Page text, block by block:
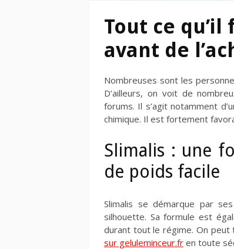
Tout ce
avant de
Nombreuses sont les
D’ailleurs, on voit de
forums. Il s’agit notamment
chimique. Il est fortement
Slimalis : une
de poids facile
Slimalis se démarque par
silhouette. Sa formule est
durant tout le régime. On
sur geluleminceur.fr en toute